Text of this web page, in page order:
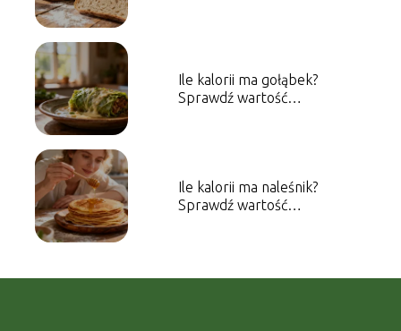
Ile kalorii ma gołąbek?
Sprawdź wartość
Ile kalorii ma naleśnik?
Sprawdź wartość